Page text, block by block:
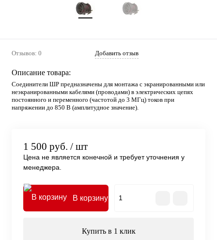
Отзывов: 0 Добавить отзыв
Описание товара:
Соединители ШР предназначены для монтажа с экранированными или
неэкранированными кабелями (проводами) в электрических цепях
постоянного и переменного (частотой до 3 МГц) токов при
напряжении до 850 В (амплитудное значение).
1 500 руб. / шт
Цена не является конечной и требует уточнения у
менеджера.
В корзину
Купить в 1 клик